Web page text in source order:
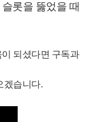
롯을 뚫었을 때
되셨다면 구독과
겠습니다.